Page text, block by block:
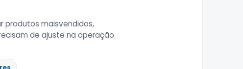
produtos maisvendidos,
de ajuste na operação.